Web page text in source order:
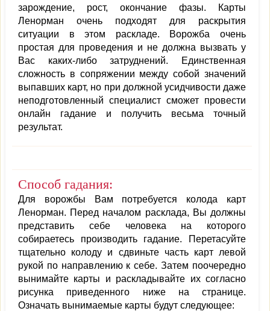
зарождение, рост, окончание фазы. Карты
Ленорман очень подходят для раскрытия
ситуации в этом раскладе. Ворожба очень
простая для проведения и не должна вызвать у
Вас каких-либо затруднений. Единственная
сложность в сопряжении между собой значений
выпавших карт, но при должной усидчивости даже
неподготовленный специалист сможет провести
онлайн гадание и получить весьма точный
результат.
Способ гадания:
Для ворожбы Вам потребуется колода карт
Ленорман. Перед началом расклада, Вы должны
представить себе человека на которого
собираетесь производить гадание. Перетасуйте
тщательно колоду и сдвиньте часть карт левой
рукой по направлению к себе. Затем поочередно
вынимайте карты и раскладывайте их согласно
рисунка приведенного ниже на странице.
Означать вынимаемые карты будут следующее: